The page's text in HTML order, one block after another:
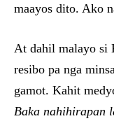
maayos dito. Ako
At dahil malayo si
resibo pa nga
gamot. Kahit
Baka nahihirapan